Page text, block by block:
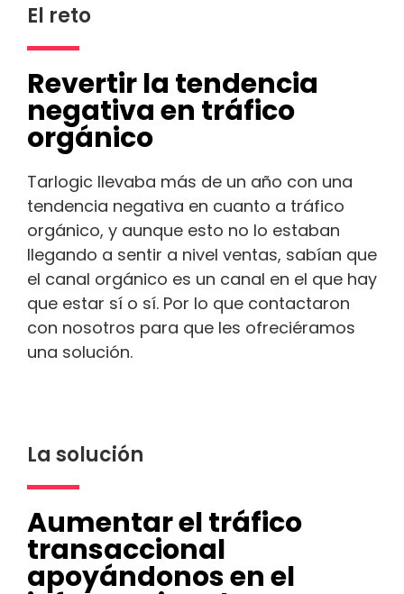
El reto
Revertir la tendencia
negativa en tráfico
orgánico
Tarlogic llevaba más de un año con una
tendencia negativa en cuanto a tráfico
orgánico, y aunque esto no lo estaban
llegando a sentir a nivel ventas, sabían que
el canal orgánico es un canal en el que hay
que estar sí o sí. Por lo que contactaron
con nosotros para que les ofreciéramos
una solución.
La solución
Aumentar el tráfico
transaccional
apoyándonos en el